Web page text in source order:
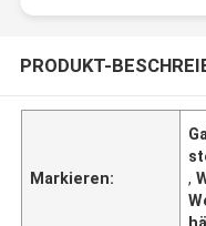
PRODUKT-
Markieren:
,